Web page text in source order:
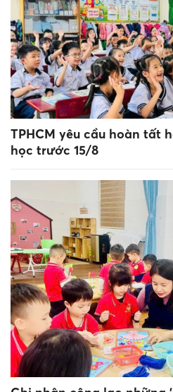
TPHCM yêu cầu hoàn tất
học trước 15/8